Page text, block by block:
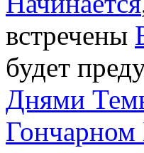
встречены
будет
Днями
Гончарном